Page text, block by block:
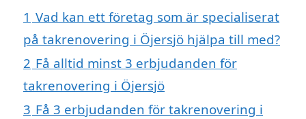
1 Vad kan ett företag som är specialiserat
på takrenovering i Öjersjö hjälpa till med?
2 Få alltid minst 3 erbjudanden för
takrenovering i Öjersjö
3 Få 3 erbjudanden för takrenovering i